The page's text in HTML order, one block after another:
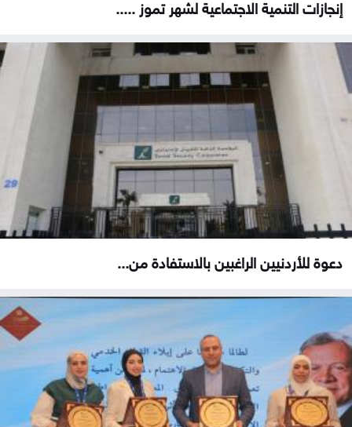
إنجازات التنمية الاجتماعية لشهر تموز .....
دعوة للأردنيين الراغبين بالاستفادة من...